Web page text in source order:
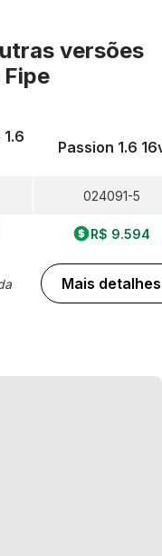
versões
Passion 1.6
024091-5
R$ 9.594
Mais detalhes